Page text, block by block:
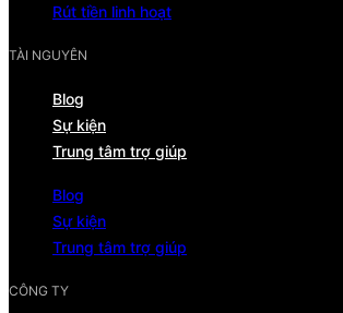
Rút tiền linh hoạt
TÀI NGUYÊN
Blog
Sự kiện
Trung tâm trợ giúp
Blog
Sự kiện
Trung tâm trợ giúp
CÔNG TY